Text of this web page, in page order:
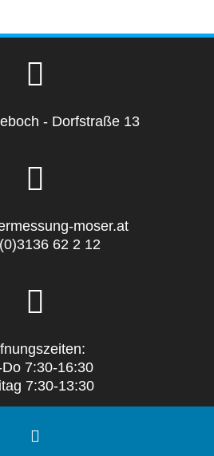
- Dorfstraße 13
moser.at
62 2 12
7:30-16:30
7:30-13:30